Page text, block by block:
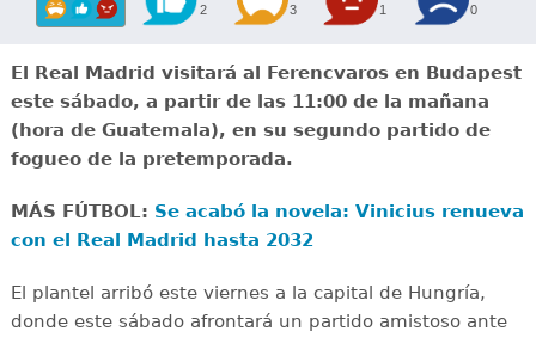
2 3 1 0
El Real Madrid visitará al Ferencvaros en Budapest
este sábado, a partir de las 11:00 de la mañana
(hora de Guatemala), en su segundo partido de
fogueo de la pretemporada.
MÁS FÚTBOL: Se acabó la novela: Vinicius renueva
con el Real Madrid hasta 2032
El plantel arribó este viernes a la capital de Hungría,
donde este sábado afrontará un partido amistoso ante